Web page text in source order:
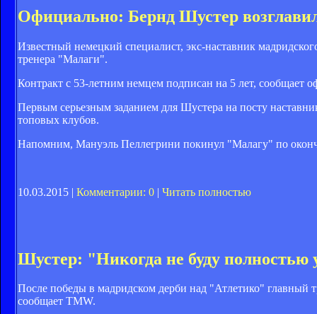
Официально: Бернд Шустер
Известный немецкий специалист, экс-наставник
тренера "Малаги".
Контракт с 53-летним немцем подписан на 5 лет, сообщает
Первым серьезным заданием для Шустера на посту
топовых клубов.
Напомним, Мануэль Пеллегрини покинул "Малагу" по
10.03.2015 | Комментарии: 0 | Читать полностью
Шустер: "Никогда не буду полностью
После победы в мадридском дерби над "Атлетико" главный
сообщает TMW.